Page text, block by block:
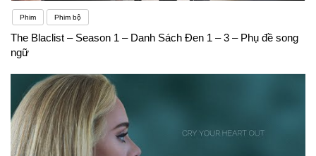
Phim Phim bộ
The Blaclist – Season 1 – Danh Sách Đen 1 – 3 – Phụ đề song
ngữ